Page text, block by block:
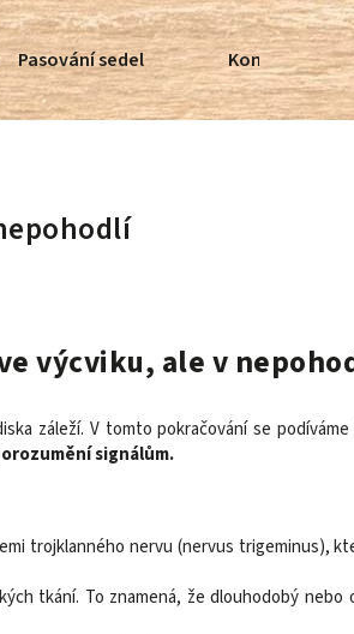
Pasování sedel Kontroly
výcviku, ale v
záleží. V tomto pokračování se
signálům.
trojklanného nervu (nervus trigeminus),
tkání. To znamená, že dlouhodobý nebo